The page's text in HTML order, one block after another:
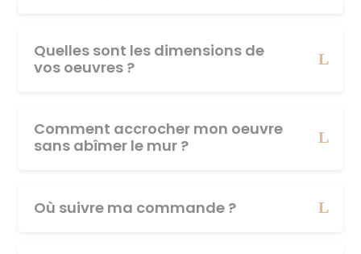
Quelles sont les dimensions de
vos oeuvres ?
Comment accrocher mon oeuvre
sans abîmer le mur ?
Où suivre ma commande ?